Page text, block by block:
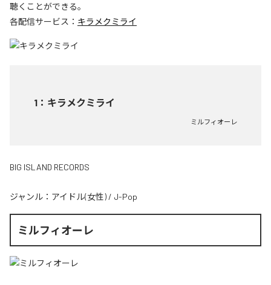
聴くことができる。
各配信サービス： キラメクミライ
1 ： キラメクミライ
ミルフィオーレ
BIG ISLAND RECORDS
ジャンル： アイドル(女性) / J-Pop
ミルフィオーレ